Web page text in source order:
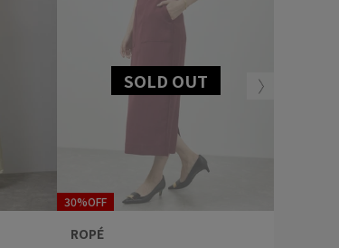
30%OFF
ROPÉ